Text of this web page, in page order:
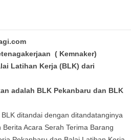
( Kemnaker)
Latihan Kerja (BLK) dari
adalah BLK Pekanbaru dan BLK
dengan ditandatanginya
Acara Serah Terima Barang